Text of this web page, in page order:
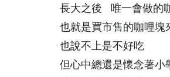
長大之後 唯一會做的
也就是買市售的咖哩塊
也說不上是不好吃
但心中總還是懷念著小